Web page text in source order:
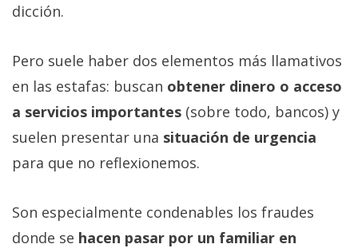
dicción.
Pero suele haber dos elementos más llamativos
en las estafas: buscan obtener dinero o acceso
a servicios importantes (sobre todo, bancos) y
suelen presentar una situación de urgencia
para que no reflexionemos.
Son especialmente condenables los fraudes
donde se hacen pasar por un familiar en